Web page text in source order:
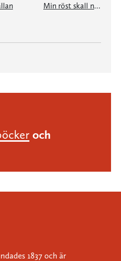
Min röst skall nu komma från en annan plats i rummet
och
1837 och är